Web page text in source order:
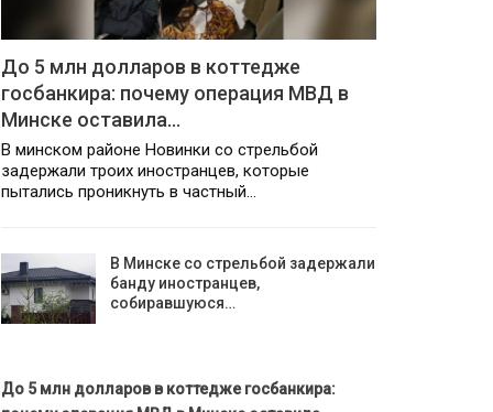
До 5 млн долларов в коттедже
госбанкира: почему операция МВД в
Минске оставила…
В минском районе Новинки со стрельбой
задержали троих иностранцев, которые
пытались проникнуть в частный…
В Минске со стрельбой задержали
банду иностранцев,
собиравшуюся…
До 5 млн долларов в коттедже госбанкира: